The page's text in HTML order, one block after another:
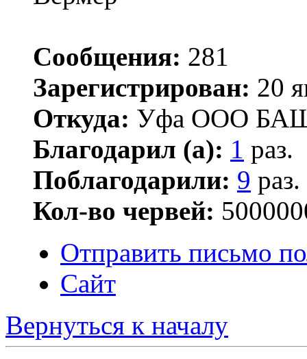
Сообщения: 281
Зарегистрирован: 20
Откуда: Уфа ООО
Благодарил (а): 1 раз.
Поблагодарили: 9 раз.
Кол-во червей:
Отправить письмо
Сайт
Вернуться к началу